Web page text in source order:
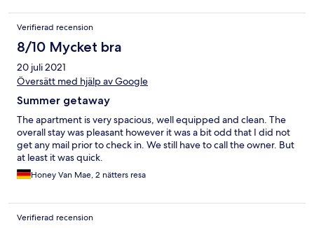
Verifierad recension
8/10 Mycket bra
20 juli 2021
Översätt med hjälp av Google
Summer getaway
The apartment is very spacious, well equipped and clean. The
overall stay was pleasant however it was a bit odd that I did not
get any mail prior to check in. We still have to call the owner. But
at least it was quick.
Honey Van Mae, 2 nätters resa
Verifierad recension